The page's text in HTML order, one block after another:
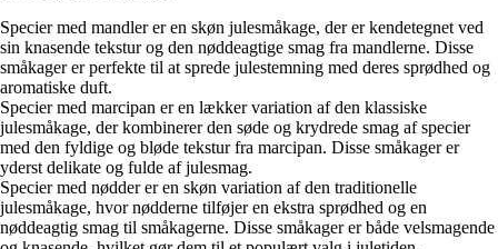
Specier med mandler er en skøn julesmåkage, der er kendetegnet ved
sin knasende tekstur og den nøddeagtige smag fra mandlerne. Disse
småkager er perfekte til at sprede julestemning med deres sprødhed og
aromatiske duft.
Specier med marcipan er en lækker variation af den klassiske
julesmåkage, der kombinerer den søde og krydrede smag af specier
med den fyldige og bløde tekstur fra marcipan. Disse småkager er
yderst delikate og fulde af julesmag.
Specier med nødder er en skøn variation af den traditionelle
julesmåkage, hvor nødderne tilføjer en ekstra sprødhed og en
nøddeagtig smag til småkagerne. Disse småkager er både velsmagende